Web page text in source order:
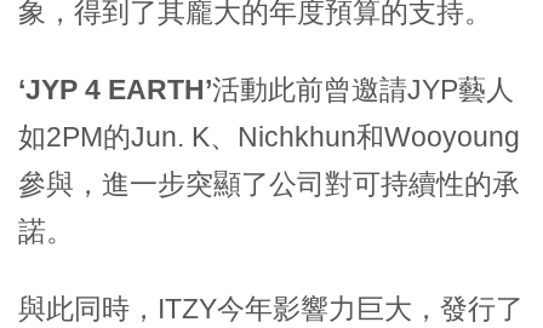
象，得到了其龐大的年度預算的支持。
‘JYP 4 EARTH’活動此前曾邀請JYP藝人
如2PM的Jun. K、Nichkhun和Wooyoung
參與，進一步突顯了公司對可持續性的承
諾。
與此同時，ITZY今年影響力巨大，發行了